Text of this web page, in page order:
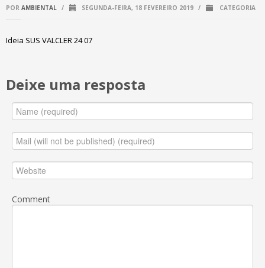
POR AMBIENTAL / SEGUNDA-FEIRA, 18 FEVEREIRO 2019 / CATEGORIA
Ideia SUS VALCLER 24 07
Deixe uma resposta
Comment